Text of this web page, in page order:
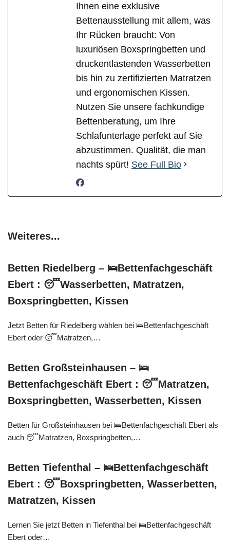
Ihnen eine exklusive
Bettenausstellung mit allem, was
Ihr Rücken braucht: Von
luxuriösen Boxspringbetten und
druckentlastenden Wasserbetten
bis hin zu zertifizierten Matratzen
und ergonomischen Kissen.
Nutzen Sie unsere fachkundige
Bettenberatung, um Ihre
Schlafunterlage perfekt auf Sie
abzustimmen. Qualität, die man
nachts spürt! See Full Bio
Weiteres...
Betten Riedelberg – 🛌Bettenfachgeschäft
Ebert : 😴Wasserbetten, Matratzen,
Boxspringbetten, Kissen
Jetzt Betten für Riedelberg wählen bei 🛌Bettenfachgeschäft
Ebert oder 😴Matratzen,…
Betten Großsteinhausen – 🛌
Bettenfachgeschäft Ebert : 😴Matratzen,
Boxspringbetten, Wasserbetten, Kissen
Betten für Großsteinhausen bei 🛌Bettenfachgeschäft Ebert als
auch 😴Matratzen, Boxspringbetten,…
Betten Tiefenthal – 🛌Bettenfachgeschäft
Ebert : 😴Boxspringbetten, Wasserbetten,
Matratzen, Kissen
Lernen Sie jetzt Betten in Tiefenthal bei 🛌Bettenfachgeschäft
Ebert oder…